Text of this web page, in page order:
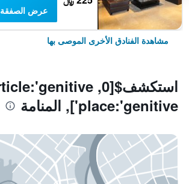
عرض الصفقة
مشاهدة الفنادق الأخرى الموصى بها
place:'genitive'], المنامة